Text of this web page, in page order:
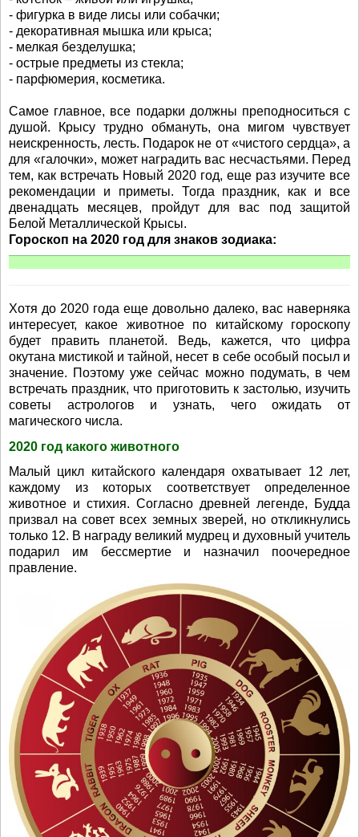
- фигурка в виде лисы или собачки;
- декоративная мышка или крыса;
- мелкая безделушка;
- острые предметы из стекла;
- парфюмерия, косметика.
Самое главное, все подарки должны преподноситься с
душой. Крысу трудно обмануть, она мигом чувствует
неискренность, лесть. Подарок не от «чистого сердца», а
для «галочки», может наградить вас несчастьями. Перед
тем, как встречать Новый 2020 год, еще раз изучите все
рекомендации и приметы. Тогда праздник, как и все
двенадцать месяцев, пройдут для вас под защитой
Белой Металлической Крысы.
Гороскоп на 2020 год для знаков зодиака:
Хотя до 2020 года еще довольно далеко, вас наверняка
интересует, какое животное по китайскому гороскопу
будет править планетой. Ведь, кажется, что цифра
окутана мистикой и тайной, несет в себе особый посыл и
значение. Поэтому уже сейчас можно подумать, в чем
встречать праздник, что приготовить к застолью, изучить
советы астрологов и узнать, чего ожидать от
магического числа.
2020 год какого животного
Малый цикл китайского календаря охватывает 12 лет,
каждому из которых соответствует определенное
животное и стихия. Согласно древней легенде, Будда
призвал на совет всех земных зверей, но откликнулись
только 12. В награду великий мудрец и духовный учитель
подарил им бессмертие и назначил поочередное
правление.